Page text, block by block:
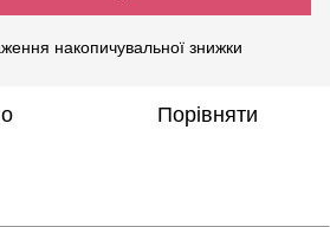
накопичувальної знижки
Порівняти